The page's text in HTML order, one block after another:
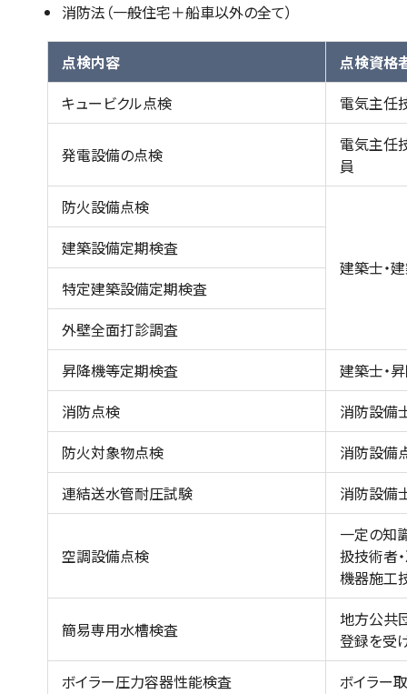
消防法（一般住宅＋船車以外の全て）
点検内容
点検資格
キュービクル点検
電気主任
発電設備の点検
電気主任
員
防火設備点検
建築士・
建築設備定期検査
特定建築設備定期検査
外壁全面打診調査
昇降機等定期検査
建築士・
消防点検
消防設備
防火対象物点検
消防設備
連結送水管耐圧試験
消防設備
空調設備点検
一定の知
扱技術者
機器施工
簡易専用水槽検査
地方公共
登録を受
ボイラー圧力容器性能検査
ボイラー